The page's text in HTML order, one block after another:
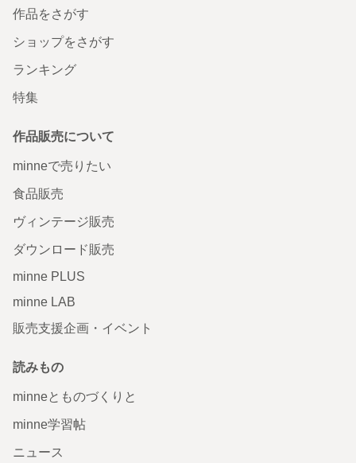
作品をさがす
ショップをさがす
ランキング
特集
作品販売について
minneで売りたい
食品販売
ヴィンテージ販売
ダウンロード販売
minne PLUS
minne LAB
販売支援企画・イベント
読みもの
minneとものづくりと
minne学習帖
ニュース